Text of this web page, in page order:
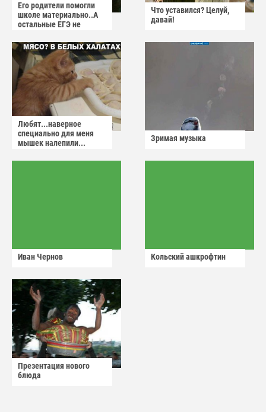
Его родители помогли
школе материально..А
остальные ЕГЭ не
Что уставился? Целуй,
давай!
Любят...наверное
специально для меня
мышек налепили...
Зримая музыка
Иван Чернов Кольский ашкрофтин
Презентация нового
блюда